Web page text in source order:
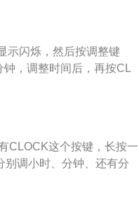
速较快，换挡顺畅，方向
示闪烁，然后按调整键
钟，调整时间后，再按CL
市经典SUV车型，其长宽
带预紧器和负载限制器
CLOCK这个按键，长按一
别调小时、分钟、还有分
式减震隔音技术有效提升